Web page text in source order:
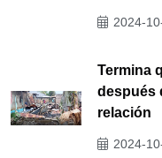
2024-
Termina
después
relación
2024-